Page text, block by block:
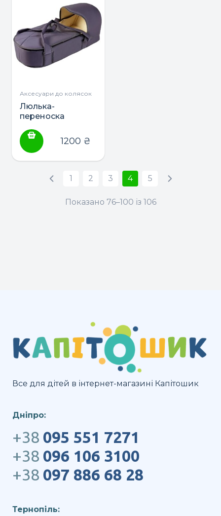
Аксесуари до колясок
Люлька-
переноска
1200 ₴
1 2 3 4 5
Показано 76–100 із 106
Все для дітей в інтернет-магазині Капітошик
Дніпро:
+38 095 551 7271
+38 096 106 3100
+38 097 886 68 28
Тернопіль: